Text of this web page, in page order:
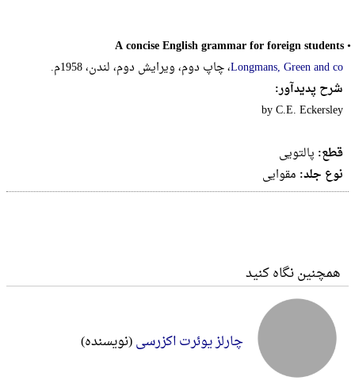
•
A concise English grammar for foreign students
Longmans, Green and co، چاپ دوم، ویرایش دوم، لندن، 1958م.
شرح پدیدآور:
by C.E. Eckersley
قطع: پالتويى
نوع جلد: مقوایی
همچنین نگاه کنید
چارلز یوئرت‌ اکزرسی(نویسنده)